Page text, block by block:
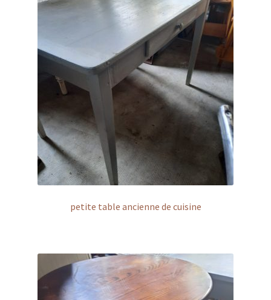
petite table ancienne de cuisine